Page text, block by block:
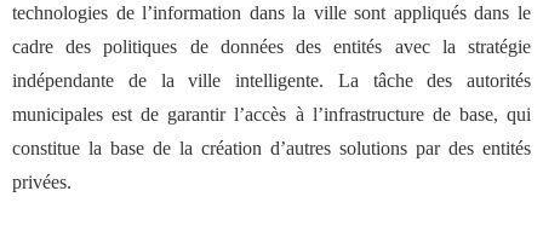
technologies de l’information dans la ville sont appliqués dans le
cadre des politiques de données des entités avec la stratégie
indépendante de la ville intelligente. La tâche des autorités
municipales est de garantir l’accès à l’infrastructure de base, qui
constitue la base de la création d’autres solutions par des entités
privées.